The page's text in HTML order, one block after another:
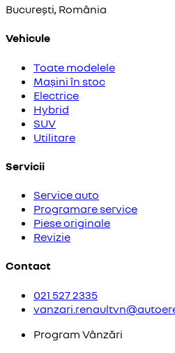
București, România
Vehicule
Toate modelele
Mașini în stoc
Electrice
Hybrid
SUV
Utilitare
Servicii
Service auto
Programare service
Piese originale
Revizie
Contact
021 527 2335
Program Vânzări